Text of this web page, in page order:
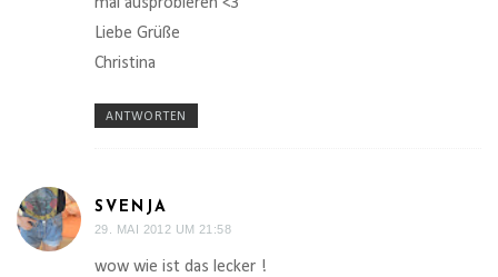
Liebe Grüße
Christina
ANTWORTEN
SVENJA
29. MAI 2012 UM 21:58
wow wie ist das lecker !